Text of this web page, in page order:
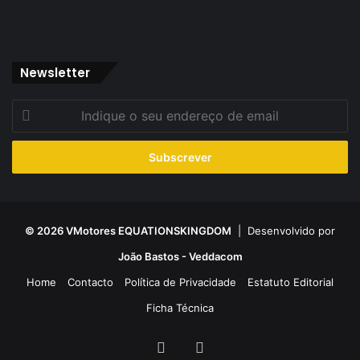
Newsletter
seu
de
© 2026 VMotores EQUATIONSKINGDOM | Desenvolvido por
João Bastos - Veddacom
Home
Contacto Política de Privacidade
Estatuto Editorial
Ficha Técnica
Facebook